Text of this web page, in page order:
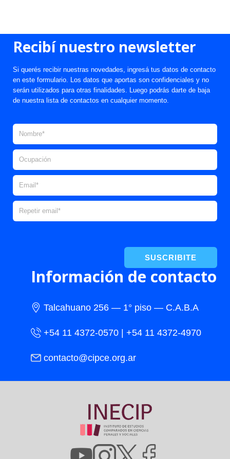
Recibí nuestro newsletter
Si querés recibir nuestras novedades, ingresá tus datos de contacto
en este formulario. Los datos que aportas son confidenciales y no
serán utilizados para otras finalidades. Luego podrás darte de baja
de nuestra lista de contactos en cualquier momento.
SUSCRIBITE
Información de contacto
Talcahuano 256 — 1° piso — C.A.B.A
+54 11 4372-0570 | +54 11 4372-4970
contacto@cipce.org.ar